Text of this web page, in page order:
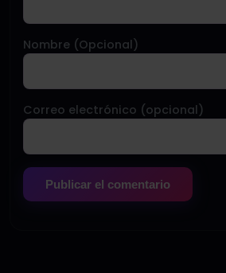
Nombre (Opcional)
Correo electrónico (opcional)